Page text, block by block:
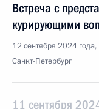
Встреча с
курирующими
12 сентября 2024
Санкт-Петербург
11 сентября